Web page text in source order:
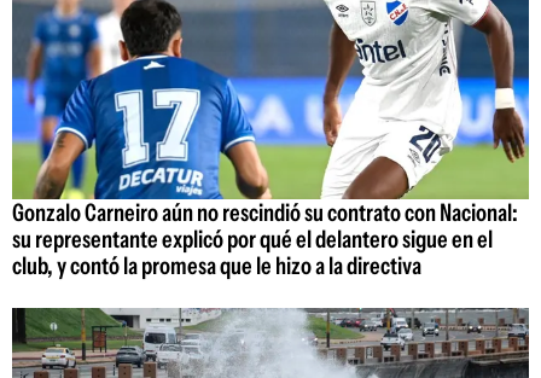
Gonzalo Carneiro aún no rescindió su contrato con Nacional:
su representante explicó por qué el delantero sigue en el
club, y contó la promesa que le hizo a la directiva